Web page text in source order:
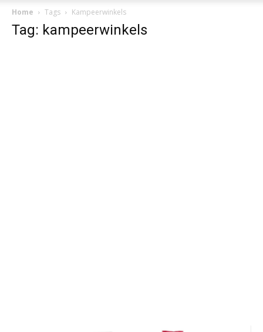
Home Tags Kampeerwinkels
Tag: kampeerwinkels